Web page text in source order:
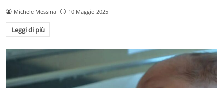
Michele Messina 10 Maggio 2025
Leggi di più